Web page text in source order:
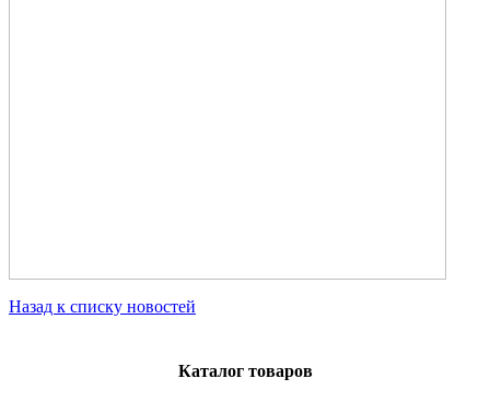
Назад к списку новостей
Каталог товаров